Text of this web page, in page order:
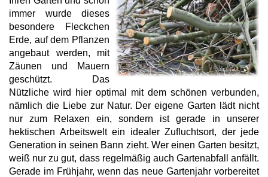
immer wurde dieses
besondere Fleckchen
Erde, auf dem Pflanzen
angebaut werden, mit
Zäunen und Mauern
geschützt. Das
Nützliche wird hier optimal mit dem schönen verbunden,
nämlich die Liebe zur Natur. Der eigene Garten lädt nicht
nur zum Relaxen ein, sondern ist gerade in unserer
hektischen Arbeitswelt ein idealer Zufluchtsort, der jede
Generation in seinen Bann zieht. Wer einen Garten besitzt,
weiß nur zu gut, dass regelmäßig auch Gartenabfall anfällt.
Gerade im Frühjahr, wenn das neue Gartenjahr vorbereitet